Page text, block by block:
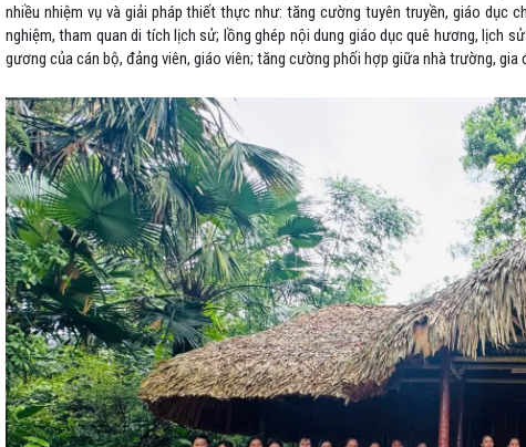
nhiều nhiệm vụ và giải pháp thiết thực như: tăng cường tuyên truyền, giáo
nghiệm, tham quan di tích lịch sử; lồng ghép nội dung giáo dục quê hương, lịch
gương của cán bộ, đảng viên, giáo viên; tăng cường phối hợp giữa nhà trường,